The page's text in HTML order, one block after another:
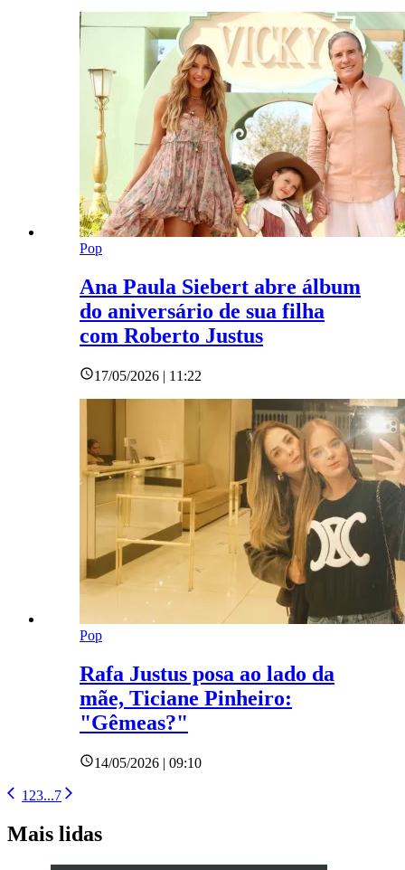
Pop
Ana Paula Siebert abre álbum
do aniversário de sua filha
com Roberto Justus
17/05/2026 | 11:22
Pop
Rafa Justus posa ao lado da
mãe, Ticiane Pinheiro:
"Gêmeas?"
14/05/2026 | 09:10
1 23...7
Mais lidas